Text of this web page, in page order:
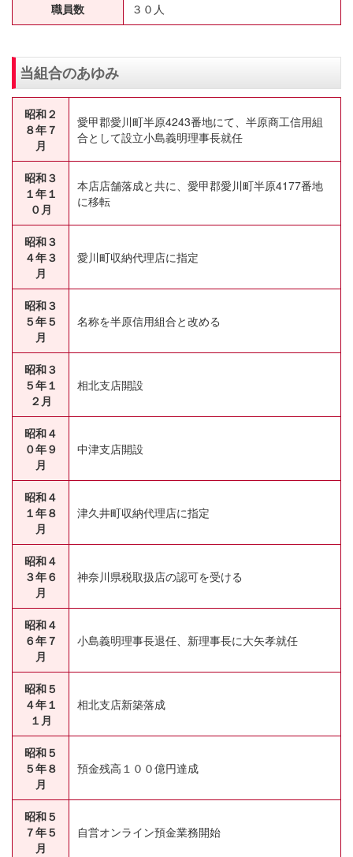
職員数 ３０人
当組合のあゆみ
昭和２
８年７
月
愛甲郡愛川町半原4243番地にて、半原商工信用組
合として設立小島義明理事長就任
昭和３
１年１
０月
本店店舗落成と共に、愛甲郡愛川町半原4177番地
に移転
昭和３
４年３
月
愛川町収納代理店に指定
昭和３
５年５
月
名称を半原信用組合と改める
昭和３
５年１
２月
相北支店開設
昭和４
０年９
月
中津支店開設
昭和４
１年８
月
津久井町収納代理店に指定
昭和４
３年６
月
神奈川県税取扱店の認可を受ける
昭和４
６年７
月
小島義明理事長退任、新理事長に大矢孝就任
昭和５
４年１
１月
相北支店新築落成
昭和５
５年８
月
預金残高１００億円達成
昭和５
７年５
月
自営オンライン預金業務開始